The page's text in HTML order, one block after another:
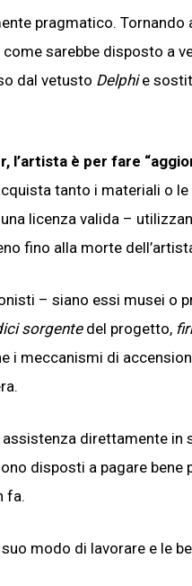
pragmatico. Tornando
sarebbe disposto a
dal vetusto Delphie
è per fare
tanto i materiali o
licenza valida –
fino alla morte
– siano essi musei o
sorgente del progetto,
i meccanismi di
direttamente in
disposti a pagare bene
fa.
modo di lavorare e le